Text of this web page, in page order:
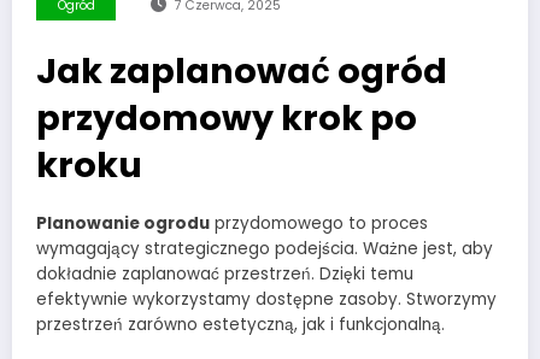
Ogród 7 Czerwca, 2025
Jak zaplanować ogród
przydomowy krok po
kroku
Planowanie ogrodu przydomowego to proces
wymagający strategicznego podejścia. Ważne jest, aby
dokładnie zaplanować przestrzeń. Dzięki temu
efektywnie wykorzystamy dostępne zasoby. Stworzymy
przestrzeń zarówno estetyczną, jak i funkcjonalną.